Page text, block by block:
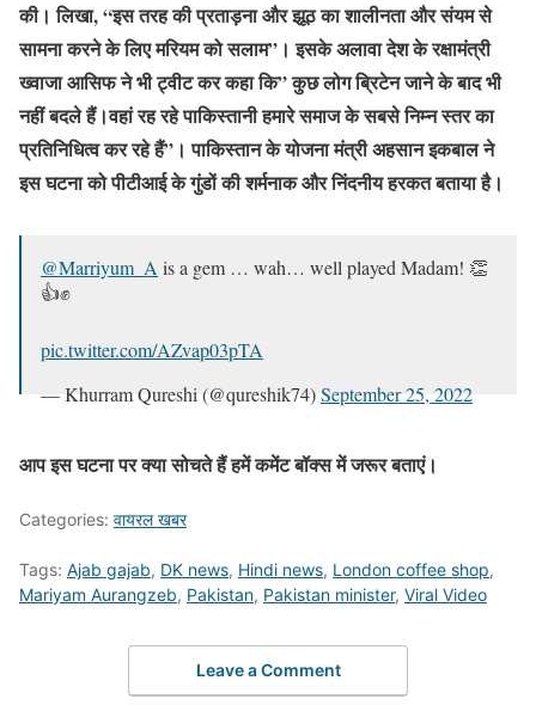
की। लिखा, “इस तरह की प्रताड़ना और झूठ का शालीनता और संयम से
सामना करने के लिए मरियम को सलाम”। इसके अलावा देश के रक्षामंत्री
ख्वाजा आसिफ ने भी ट्वीट कर कहा कि” कुछ लोग ब्रिटेन जाने के बाद भी
नहीं बदले हैं।वहां रह रहे पाकिस्तानी हमारे समाज के सबसे निम्न स्तर का
प्रतिनिधित्व कर रहे हैं”। पाकिस्तान के योजना मंत्री अहसान इकबाल ने
इस घटना को पीटीआई के गुंडों की शर्मनाक और निंदनीय हरकत बताया है।
@Marriyum_A is a gem … wah… well played Madam! 👏
👍✊
pic.twitter.com/AZvap03pTA
— Khurram Qureshi (@qureshik74)September 25, 2022
आप इस घटना पर क्या सोचते हैं हमें कमेंट बॉक्स में जरूर बताएं।
Categories: वायरल खबर
Tags: Ajab gajab, DK news, Hindi news, London coffee shop,
Mariyam Aurangzeb, Pakistan, Pakistan minister, Viral Video
Leave a Comment